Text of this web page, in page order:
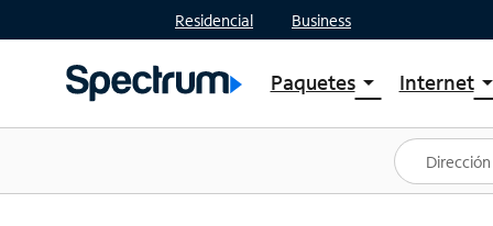
Residencial Business
Paquetesarrow_drop_down
Ver paquetes
Spectrum One
Mejores ofertas
Internetarrow_drop_down
Planes